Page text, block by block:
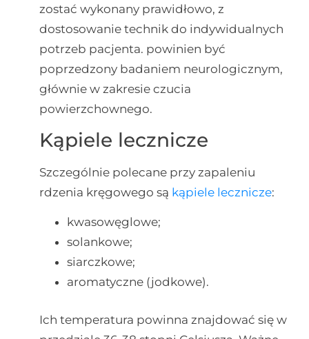
zostać wykonany prawidłowo, z
dostosowanie technik do indywidualnych
potrzeb pacjenta. powinien być
poprzedzony badaniem neurologicznym,
głównie w zakresie czucia
powierzchownego.
Kąpiele lecznicze
Szczególnie polecane przy zapaleniu
rdzenia kręgowego są kąpiele lecznicze:
kwasowęglowe;
solankowe;
siarczkowe;
aromatyczne (jodkowe).
Ich temperatura powinna znajdować się w